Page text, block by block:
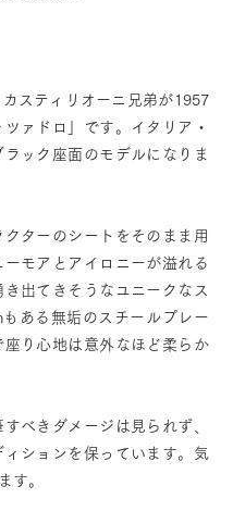
スティリオーニ兄弟が1957
ァドロ」です。イタリア・
ック座面のモデルになりま
ターのシートをそのまま用
モアとアイロニーが溢れる
出てきそうなユニークなス
ある無垢のスチールプレー
座り心地は意外なほど柔らか
べきダメージは見られず、
ションを保っています。気
す。